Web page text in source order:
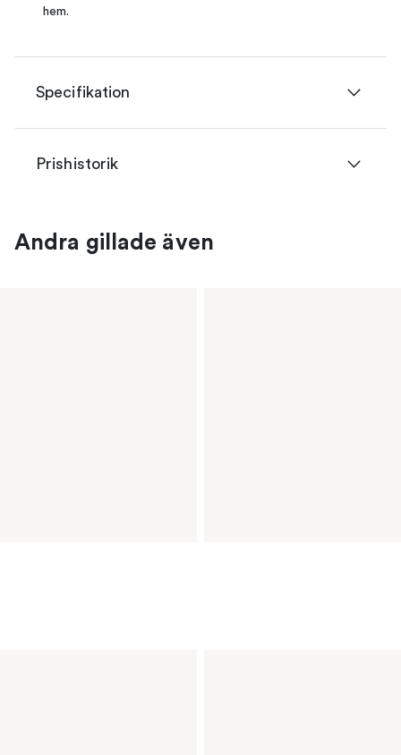
hem.
Specifikation
Prishistorik
Andra gillade även